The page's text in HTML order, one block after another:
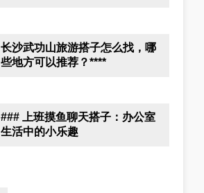
长沙武功山旅游搭子怎么找，哪
些地方可以推荐？****
### 上班摸鱼聊天搭子：办公室
生活中的小乐趣